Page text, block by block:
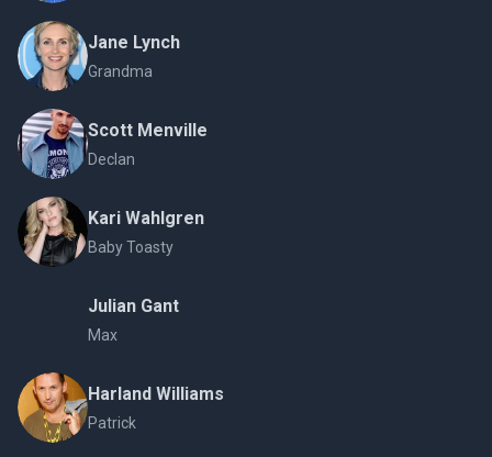
Jane Lynch
Grandma
Scott Menville
Declan
Kari Wahlgren
Baby Toasty
Julian Gant
Max
Harland Williams
Patrick